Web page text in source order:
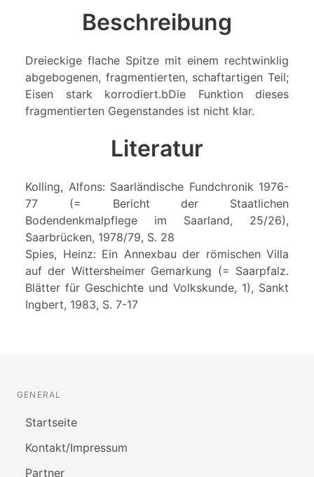
Beschreibung
Dreieckige flache Spitze mit einem rechtwinklig
abgebogenen, fragmentierten, schaftartigen Teil;
Eisen stark korrodiert.bDie Funktion dieses
fragmentierten Gegenstandes ist nicht klar.
Literatur
Kolling, Alfons: Saarländische Fundchronik 1976-
77 (= Bericht der Staatlichen
Bodendenkmalpflege im Saarland, 25/26),
Saarbrücken, 1978/79, S. 28
Spies, Heinz: Ein Annexbau der römischen Villa
auf der Wittersheimer Gemarkung (= Saarpfalz.
Blätter für Geschichte und Volkskunde, 1), Sankt
Ingbert, 1983, S. 7-17
GENERAL
Startseite
Kontakt/Impressum
Partner